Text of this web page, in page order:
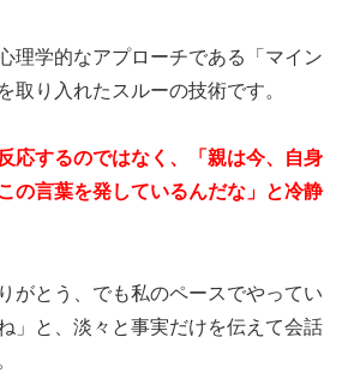
理学的なアプローチである「マイン
取り入れたスルーの技術です。
応するのではなく、「親は今、自身
の言葉を発しているんだな」と冷静
がとう、でも私のペースでやってい
」と、淡々と事実だけを伝えて会話